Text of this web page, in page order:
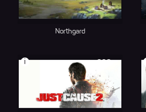
Northgard
326 р.
i